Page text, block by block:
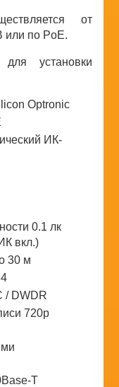
от
или по PoE.
для установки
Optronic
ИК-
0.1 лк
вкл.)
30 м
/ DWDR
720p
T